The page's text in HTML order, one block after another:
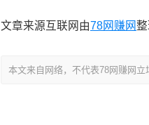
文章来源互联网由78网赚网
本文来自网络，不代表78网赚网